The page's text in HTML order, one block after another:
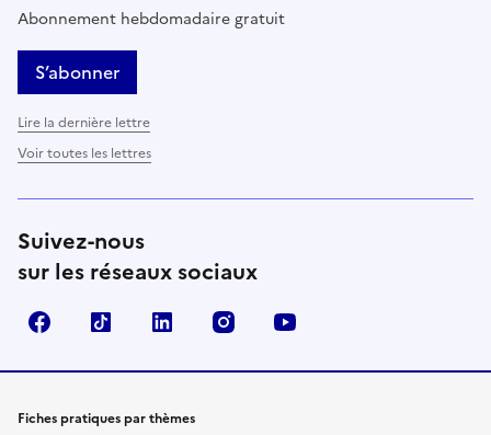
Abonnement hebdomadaire gratuit
S’abonner
Lire la dernière lettre
Voir toutes les lettres
Suivez-nous
sur les réseaux sociaux
FacebookTikTok LinkedIn Instagram
Fiches pratiques par thèmes